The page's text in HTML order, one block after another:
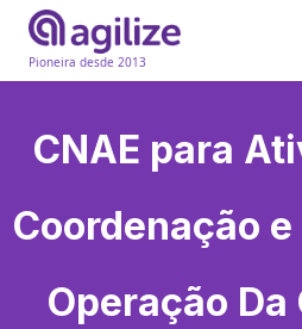
Pioneira desde 2013
CNAE para
Coordenação
Operação Da